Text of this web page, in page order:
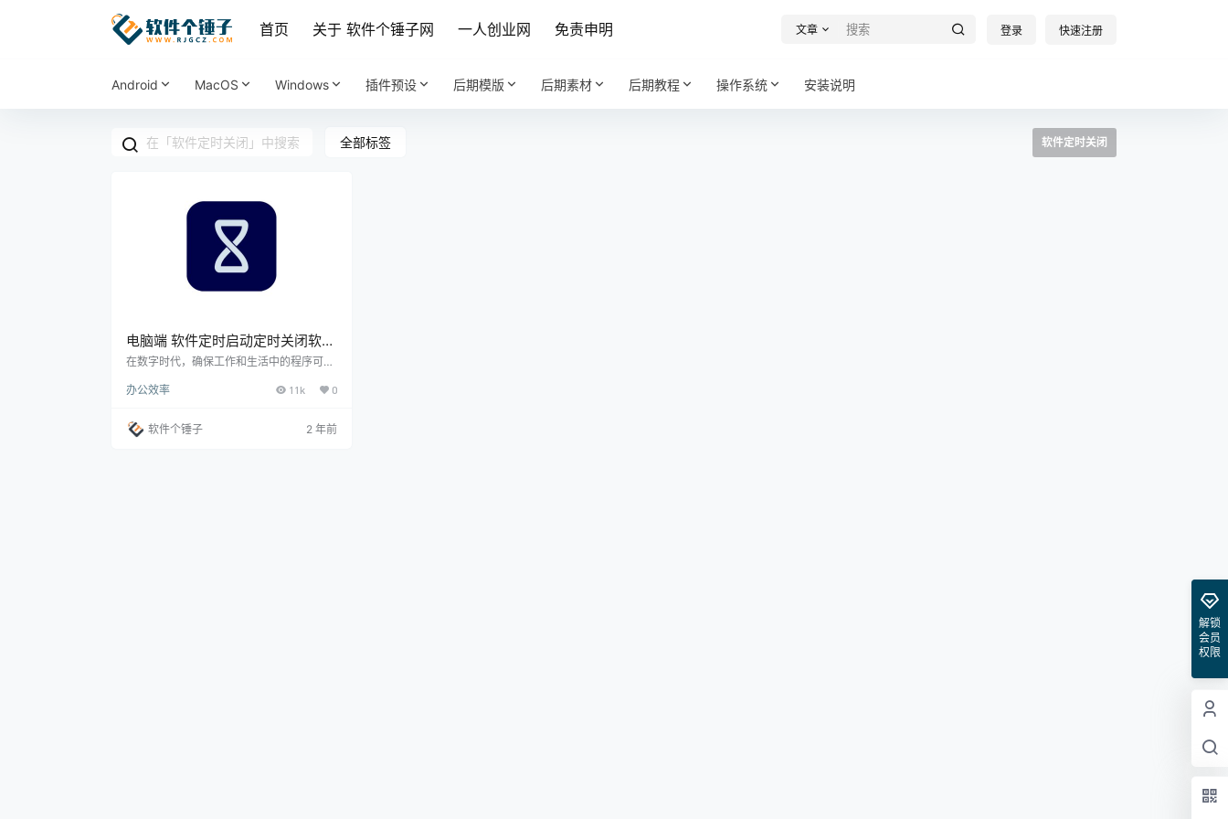
首页 关于 软件个锤子网 一人创业网 免责申明 文章 登录 快速注册
Android MacOS Windows 插件预设 后期模版 后期素材 后期教程 操作系统 安装说明
全部标签 软件定时关闭
电脑端 软件定时启动定时关闭软件
单文件版
在数字时代，确保工作和生活中的程序可以
装的Windows定时启动/关闭软件工具，它
点 自由添加任务：用户界面一开始是空白
的，您可以按需添加无限数量的任务。简单
办公效率 11k 0
软件个锤子 2 年前
解锁
会员
权限